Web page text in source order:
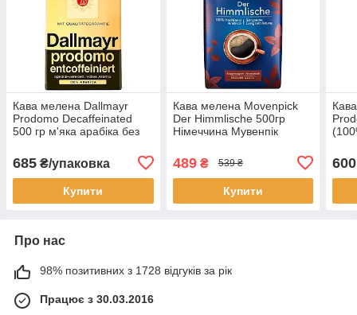
Кава мелена Dallmayr
Prodomo Decaffeinated
500 гр м'яка арабіка без
даллмайер
685 ₴/упаковка
Купити
Кава мелена Movenpick
Der Himmlische 500гр
Німеччина Мувенпік
489₴ 539 ₴
Купити
600
Про нас
98% позитивних з 1728 відгуків за рік
Працює з 30.03.2016